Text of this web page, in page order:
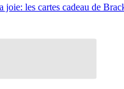
joie: les cartes cadeau de